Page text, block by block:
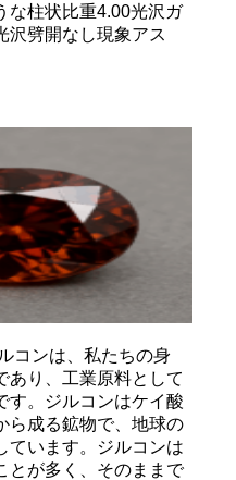
な柱状比重4.00光沢ガ
沢劈開なし現象アス
コンは、私たちの身
あり、工業原料として
す。ジルコンはケイ酸
ら成る鉱物で、地球の
ています。ジルコンは
とが多く、そのままで